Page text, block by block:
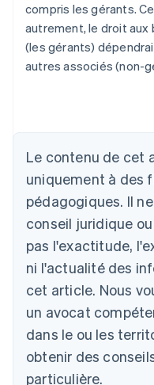
compris les gérants.
autrement, le droit
(les gérants)
autres associés (non-
Le contenu de cet
uniquement à des
pédagogiques. Il
conseil juridique
pas l'exactitude,
ni l'actualité des
cet article. Nous
un avocat
dans le ou les
obtenir des
particulière.
Allemagne
DeutschEnglish
Australie
English
Autriche
Deutsch English
Belgique
NederlandsFrançais
Brésil
Bulgarie
English
Canada
EnglishFrançais